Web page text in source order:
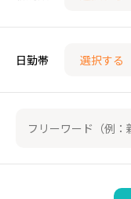
日勤帯 選択する